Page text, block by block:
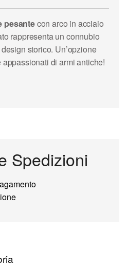
pesantecon arco in acciaio
rappresenta un connubio
storico. Un’opzione
di armi antiche!
Spedizioni